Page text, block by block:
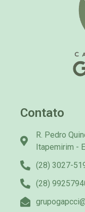
Contato
R. Pedro
Itapemirim -
(28) 3027-
(28)